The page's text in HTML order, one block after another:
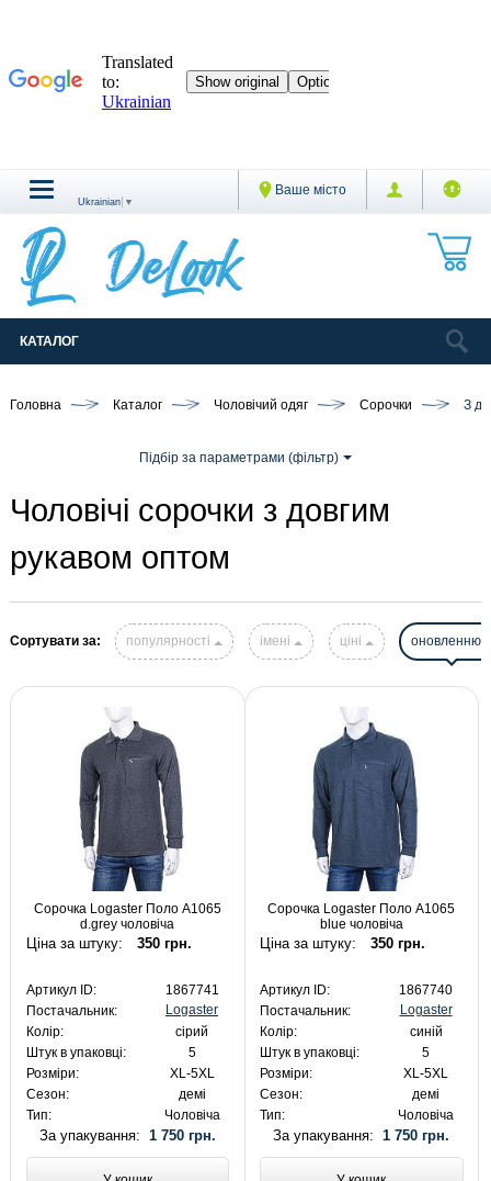
Ваше місто
Ukrainian ▼
КАТАЛОГ
Головна Каталог Чоловічий одяг Сорочки З
Підбір за параметрами (фільтр)
Чоловічі сорочки з довгим
рукавом оптом
Сортувати за: популярності імені ціні оновленню
Сорочка Logaster Поло A1065
d.grey чоловіча
Ціна за штуку: 350 грн.
Артикул ID:
1867741
Постачальник:
Logaster
Колір:
сірий
Штук в упаковці:
5
Розміри:
XL-5XL
Сезон:
демі
Тип:
Чоловіча
За упакування: 1 750 грн.
Сорочка Logaster Поло A1065
blue чоловіча
Ціна за штуку: 350 грн.
Артикул ID:
1867740
Постачальник:
Logaster
Колір:
синій
Штук в упаковці:
5
Розміри:
XL-5XL
Сезон:
демі
Тип:
Чоловіча
За упакування:1 750 грн.